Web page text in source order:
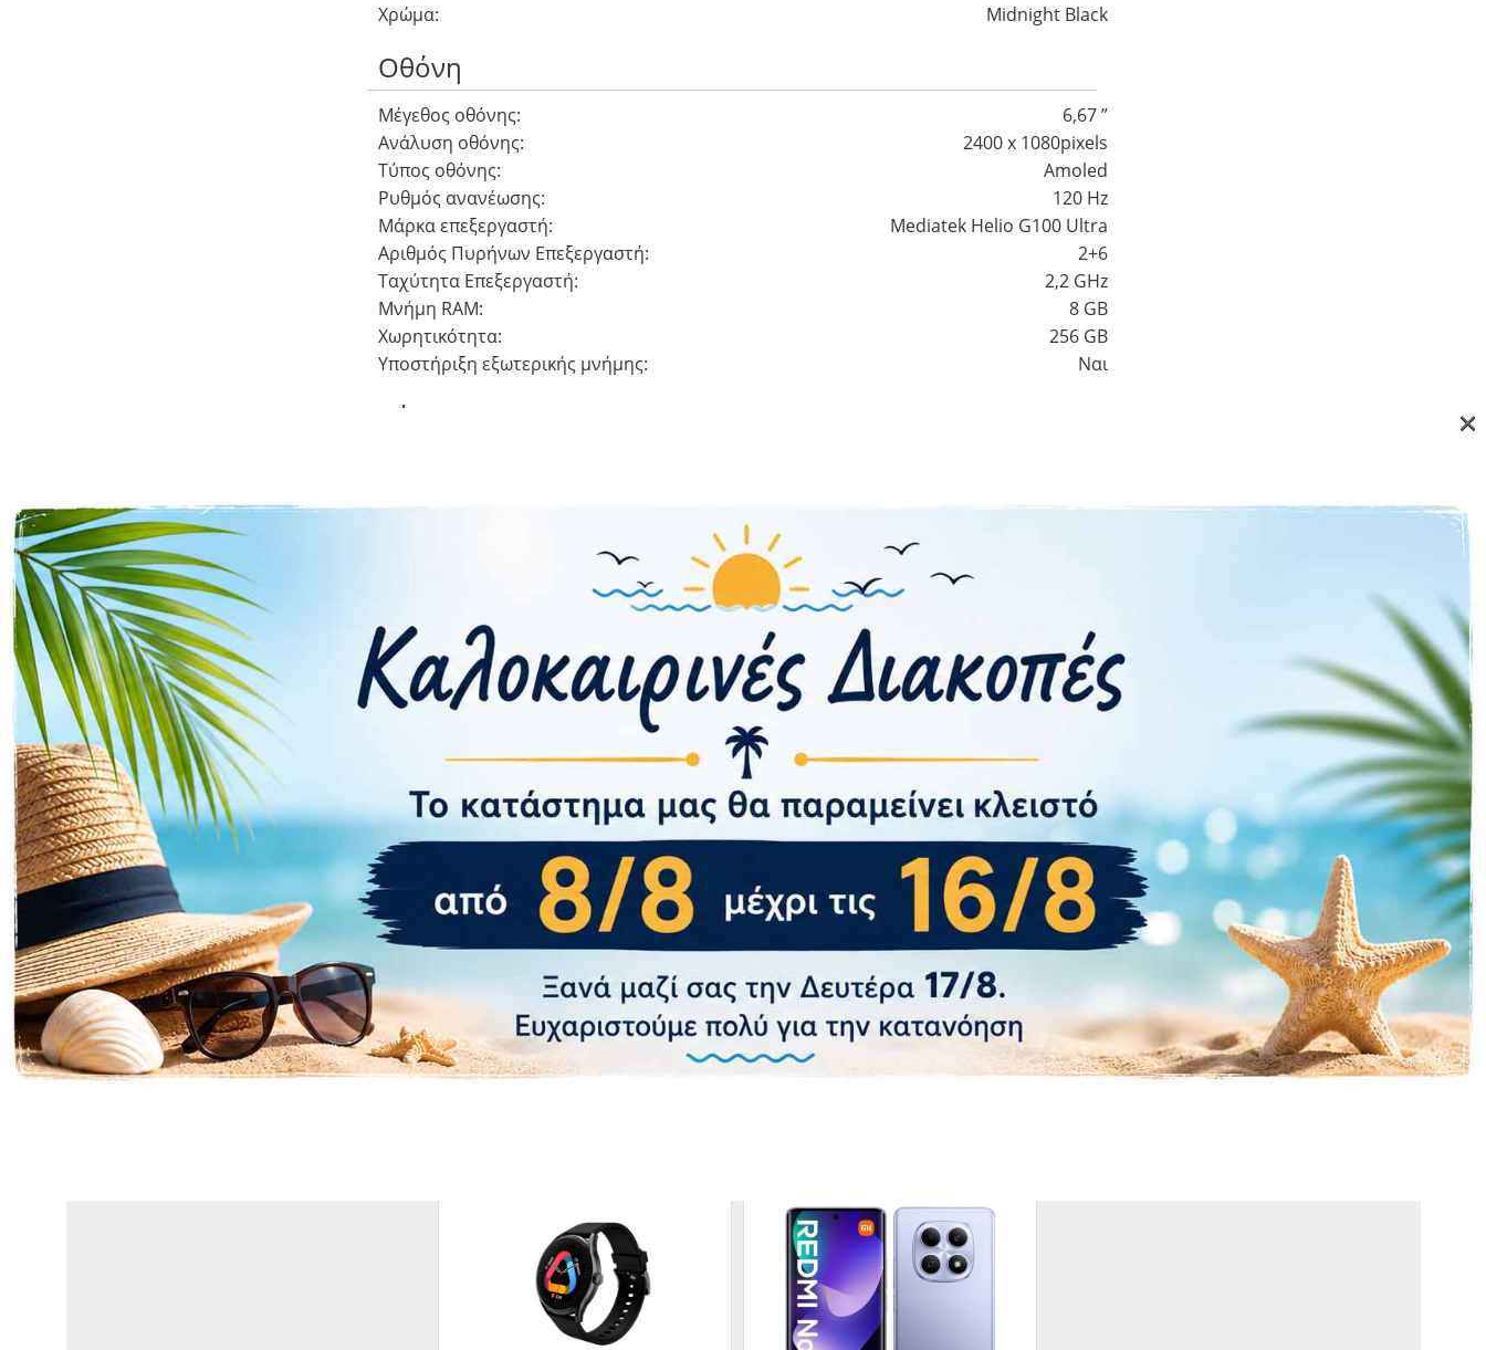
Χρώμα:
Midnight Black
Οθόνη
Μέγεθος οθόνης:
6,67 ”
Ανάλυση οθόνης:
2400 x 1080pixels
Τύπος οθόνης:
Amoled
Ρυθμός ανανέωσης:
120 Hz
Μάρκα επεξεργαστή:
Mediatek Helio G100 Ultra
Αριθμός Πυρήνων Eπεξεργαστή:
2+6
Ταχύτητα Επεξεργαστή:
2,2 GHz
Μνήμη RAM:
8 GB
Χωρητικότητα:
256 GB
Υποστήριξη εξωτερικής μνήμης:
Ναι
Κάμερα
Υποδοχές SIM:
Υποστήριξη NFC:
Ναι
Δαχτυλικό αποτύπωμα:
Ναι
Μπαταρία:
5500 mAh
Διαστάσεις και Βάρος
Διαστάσεις (ΠxΒxΥ):
162.2 x 74.9 x 8.2 mm
Βάρος:
180 g
Εγγύηση – Πιστοποιήσεις
2 έτη
×